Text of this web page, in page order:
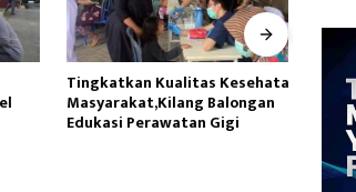
Tingkatkan Kualitas Kesehatan
Masyarakat,Kilang Balongan
Edukasi Perawatan Gigi